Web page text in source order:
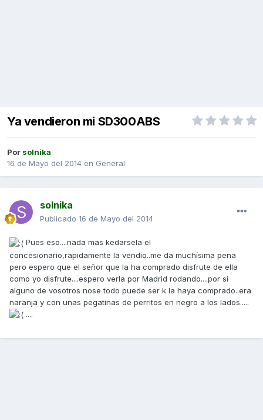
Ya vendieron mi SD300ABS
Por solnika
16 de Mayo del 2014 en General
solnika
Publicado 16 de Mayo del 2014
Pues eso....nada mas kedarsela el
concesionario,rapidamente la vendio..me da muchísima pena
pero espero que el señor que la ha comprado disfrute de ella
como yo disfrute....espero verla por Madrid rodando....por si
alguno de vosotros nose todo puede ser k la haya comprado..era
naranja y con unas pegatinas de perritos en negro a los lados.....
....